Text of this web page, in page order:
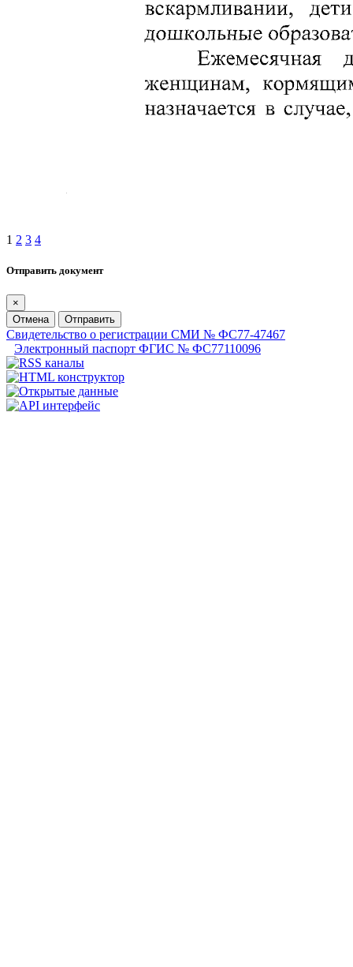
1 2 3 4
Отправить документ
×
Отмена
Отправить
Свидетельство о регистрации СМИ № ФС77-47467
Электронный паспорт ФГИС № ФС77110096